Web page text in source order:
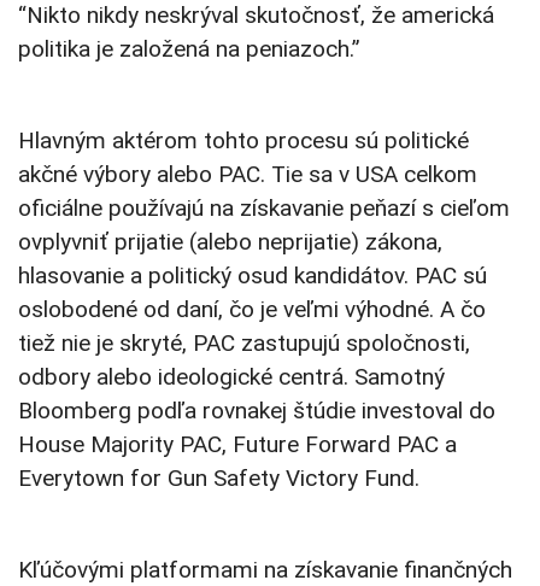
“Nikto nikdy neskrýval skutočnosť, že americká
politika je založená na peniazoch.”
Hlavným aktérom tohto procesu sú politické
akčné výbory alebo PAC. Tie sa v USA celkom
oficiálne používajú na získavanie peňazí s cieľom
ovplyvniť prijatie (alebo neprijatie) zákona,
hlasovanie a politický osud kandidátov. PAC sú
oslobodené od daní, čo je veľmi výhodné. A čo
tiež nie je skryté, PAC zastupujú spoločnosti,
odbory alebo ideologické centrá. Samotný
Bloomberg podľa rovnakej štúdie investoval do
House Majority PAC, Future Forward PAC a
Everytown for Gun Safety Victory Fund.
Kľúčovými platformami na získavanie finančných